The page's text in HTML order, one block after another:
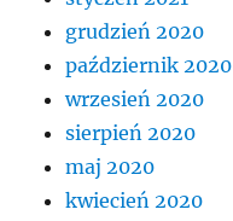
grudzień 2020
październik 2020
wrzesień 2020
sierpień 2020
maj 2020
kwiecień 2020